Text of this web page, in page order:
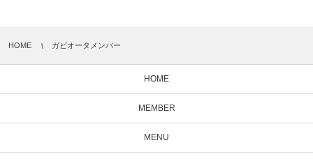
HOME ガビオータメンバー
HOME
MEMBER
MENU